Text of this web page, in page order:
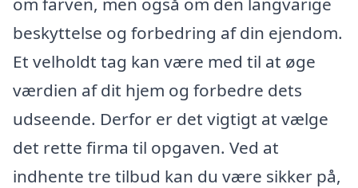
beskyttelse og forbedring af din ejendom.
Et velholdt tag kan være med til at øge
værdien af dit hjem og forbedre dets
udseende. Derfor er det vigtigt at vælge
det rette firma til opgaven. Ved at
indhente tre tilbud kan du være sikker på,